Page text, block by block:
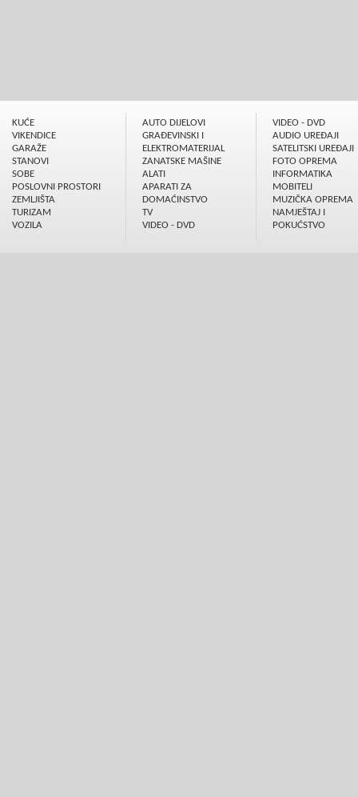
KUĆE
VIKENDICE
GARAŽE
STANOVI
SOBE
POSLOVNI PROSTORI
ZEMLJIŠTA
TURIZAM
VOZILA
AUTO DIJELOVI
GRAÐEVINSKI I
ELEKTROMATERIJAL
ZANATSKE MAŠINE
ALATI
APARATI ZA
DOMAĆINSTVO
TV
VIDEO - DVD
VIDEO - DVD
AUDIO UREÐAJI
SATELITSKI UREÐAJI
FOTO OPREMA
INFORMATIKA
MOBITELI
MUZIČKA OPREMA
NAMJEŠTAJ I
POKUĆSTVO